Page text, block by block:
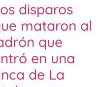
disparos
mataron al
que
en una
de La